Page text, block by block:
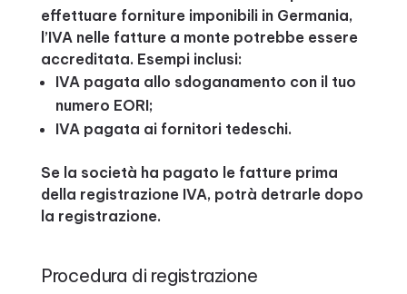
effettuare forniture imponibili in Germania,
l’IVA nelle fatture a monte potrebbe essere
accreditata. Esempi inclusi:
IVA pagata allo sdoganamento con il tuo
numero EORI;
IVA pagata ai fornitori tedeschi.
Se la società ha pagato le fatture prima
della registrazione IVA, potrà detrarle dopo
la registrazione.
Procedura di registrazione